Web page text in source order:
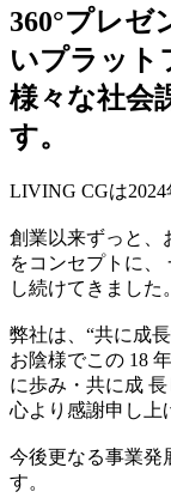
360°プレゼ
いプラット
様々な社会
す。
LIVING CGは2024
創業以来ずっと、
をコンセプトに、
し続けてきました。
弊社は、“共に成
お陰様でこの 18
に歩み・共に成 長
心より感謝申し上
今後更なる事業発
す。